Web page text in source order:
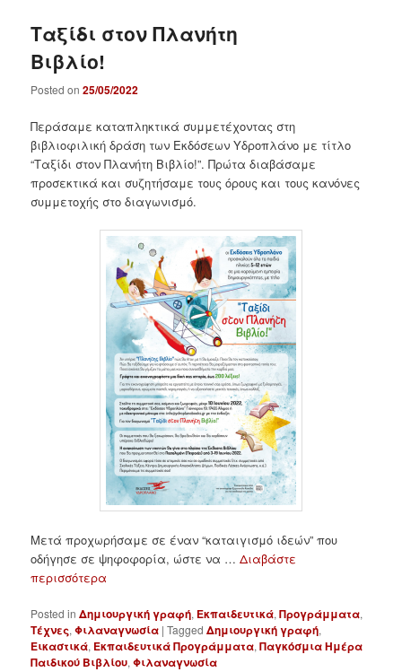
Ταξίδι στον Πλανήτη
Βιβλίο!
Posted on25/05/2022
Περάσαμε καταπληκτικά συμμετέχοντας στη
βιβλιοφιλική δράση των Εκδόσεων Υδροπλάνο με τίτλο
“Ταξίδι στον Πλανήτη Βιβλίο!”. Πρώτα διαβάσαμε
προσεκτικά και συζητήσαμε τους όρους και τους κανόνες
συμμετοχής στο διαγωνισμό.
Μετά προχωρήσαμε σε έναν “καταιγισμό ιδεών” που
οδήγησε σε ψηφοφορία, ώστε να …Διαβάστε
περισσότερα
Posted in Δημιουργική γραφή, Εκπαιδευτικά,Προγράμματα,
Τέχνες,Φιλαναγνωσία |Tagged Δημιουργική γραφή,
Εικαστικά, Εκπαιδευτικά Προγράμματα,Παγκόσμια Ημέρα
Παιδικού Βιβλίου,Φιλαναγνωσία